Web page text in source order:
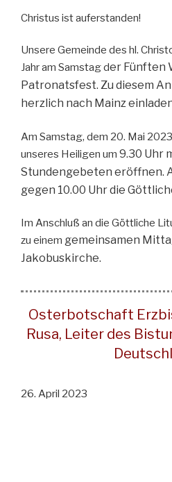
Christus ist auferstanden!
Unsere Gemeinde des hl.
Jahr am Samstag der Fünften
Patronatsfest. Zu diesem
herzlich nach Mainz
Am Samstag, dem 20. Mai
unseres Heiligen um 9.30 Uhr
Stundengebeten eröffnen.
gegen 10.00 Uhr die
Im Anschluß an die Göttliche
zu einem gemeinsamen
Jakobuskirche.
Osterbotschaft
Rusa, Leiter des
26. April 2023